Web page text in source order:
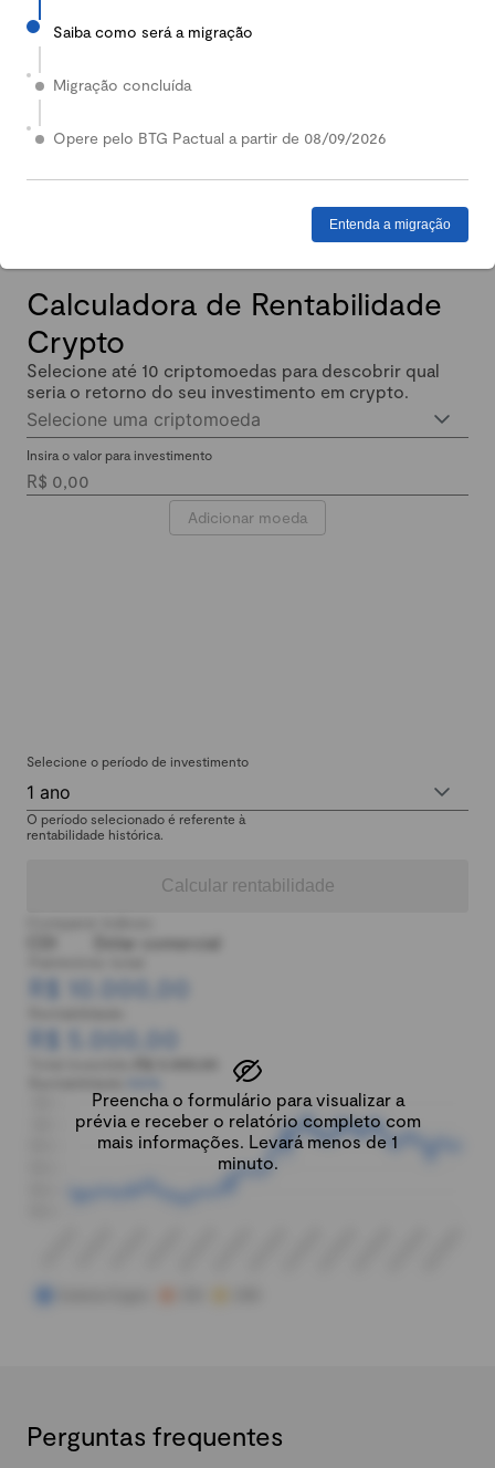
2024
Em 2024, nossa Carteira Conservadora mais que
Enquanto isso, quem investiu em Renda Fixa lucrou
Calculadora de Rentabilidade
Crypto
Selecione até 10 criptomoedas para descobrir qual
seria o retorno do seu investimento em crypto.
Selecione uma criptomoeda
Insira o valor para investimento
Adicionar moeda
Selecione o período de investimento
1 ano
O período selecionado é referente à
rentabilidade histórica.
Calcular rentabilidade
Preencha o formulário para visualizar a
prévia e receber o relatório completo com
mais informações. Levará menos de 1
minuto.
Dólar comercial
R$ 10.000,00
R$ 5.000,00
Perguntas frequentes
Saiba como será a migração
Migração concluída
Opere pelo BTG Pactual a partir de 08/09/2026
Entenda a migração